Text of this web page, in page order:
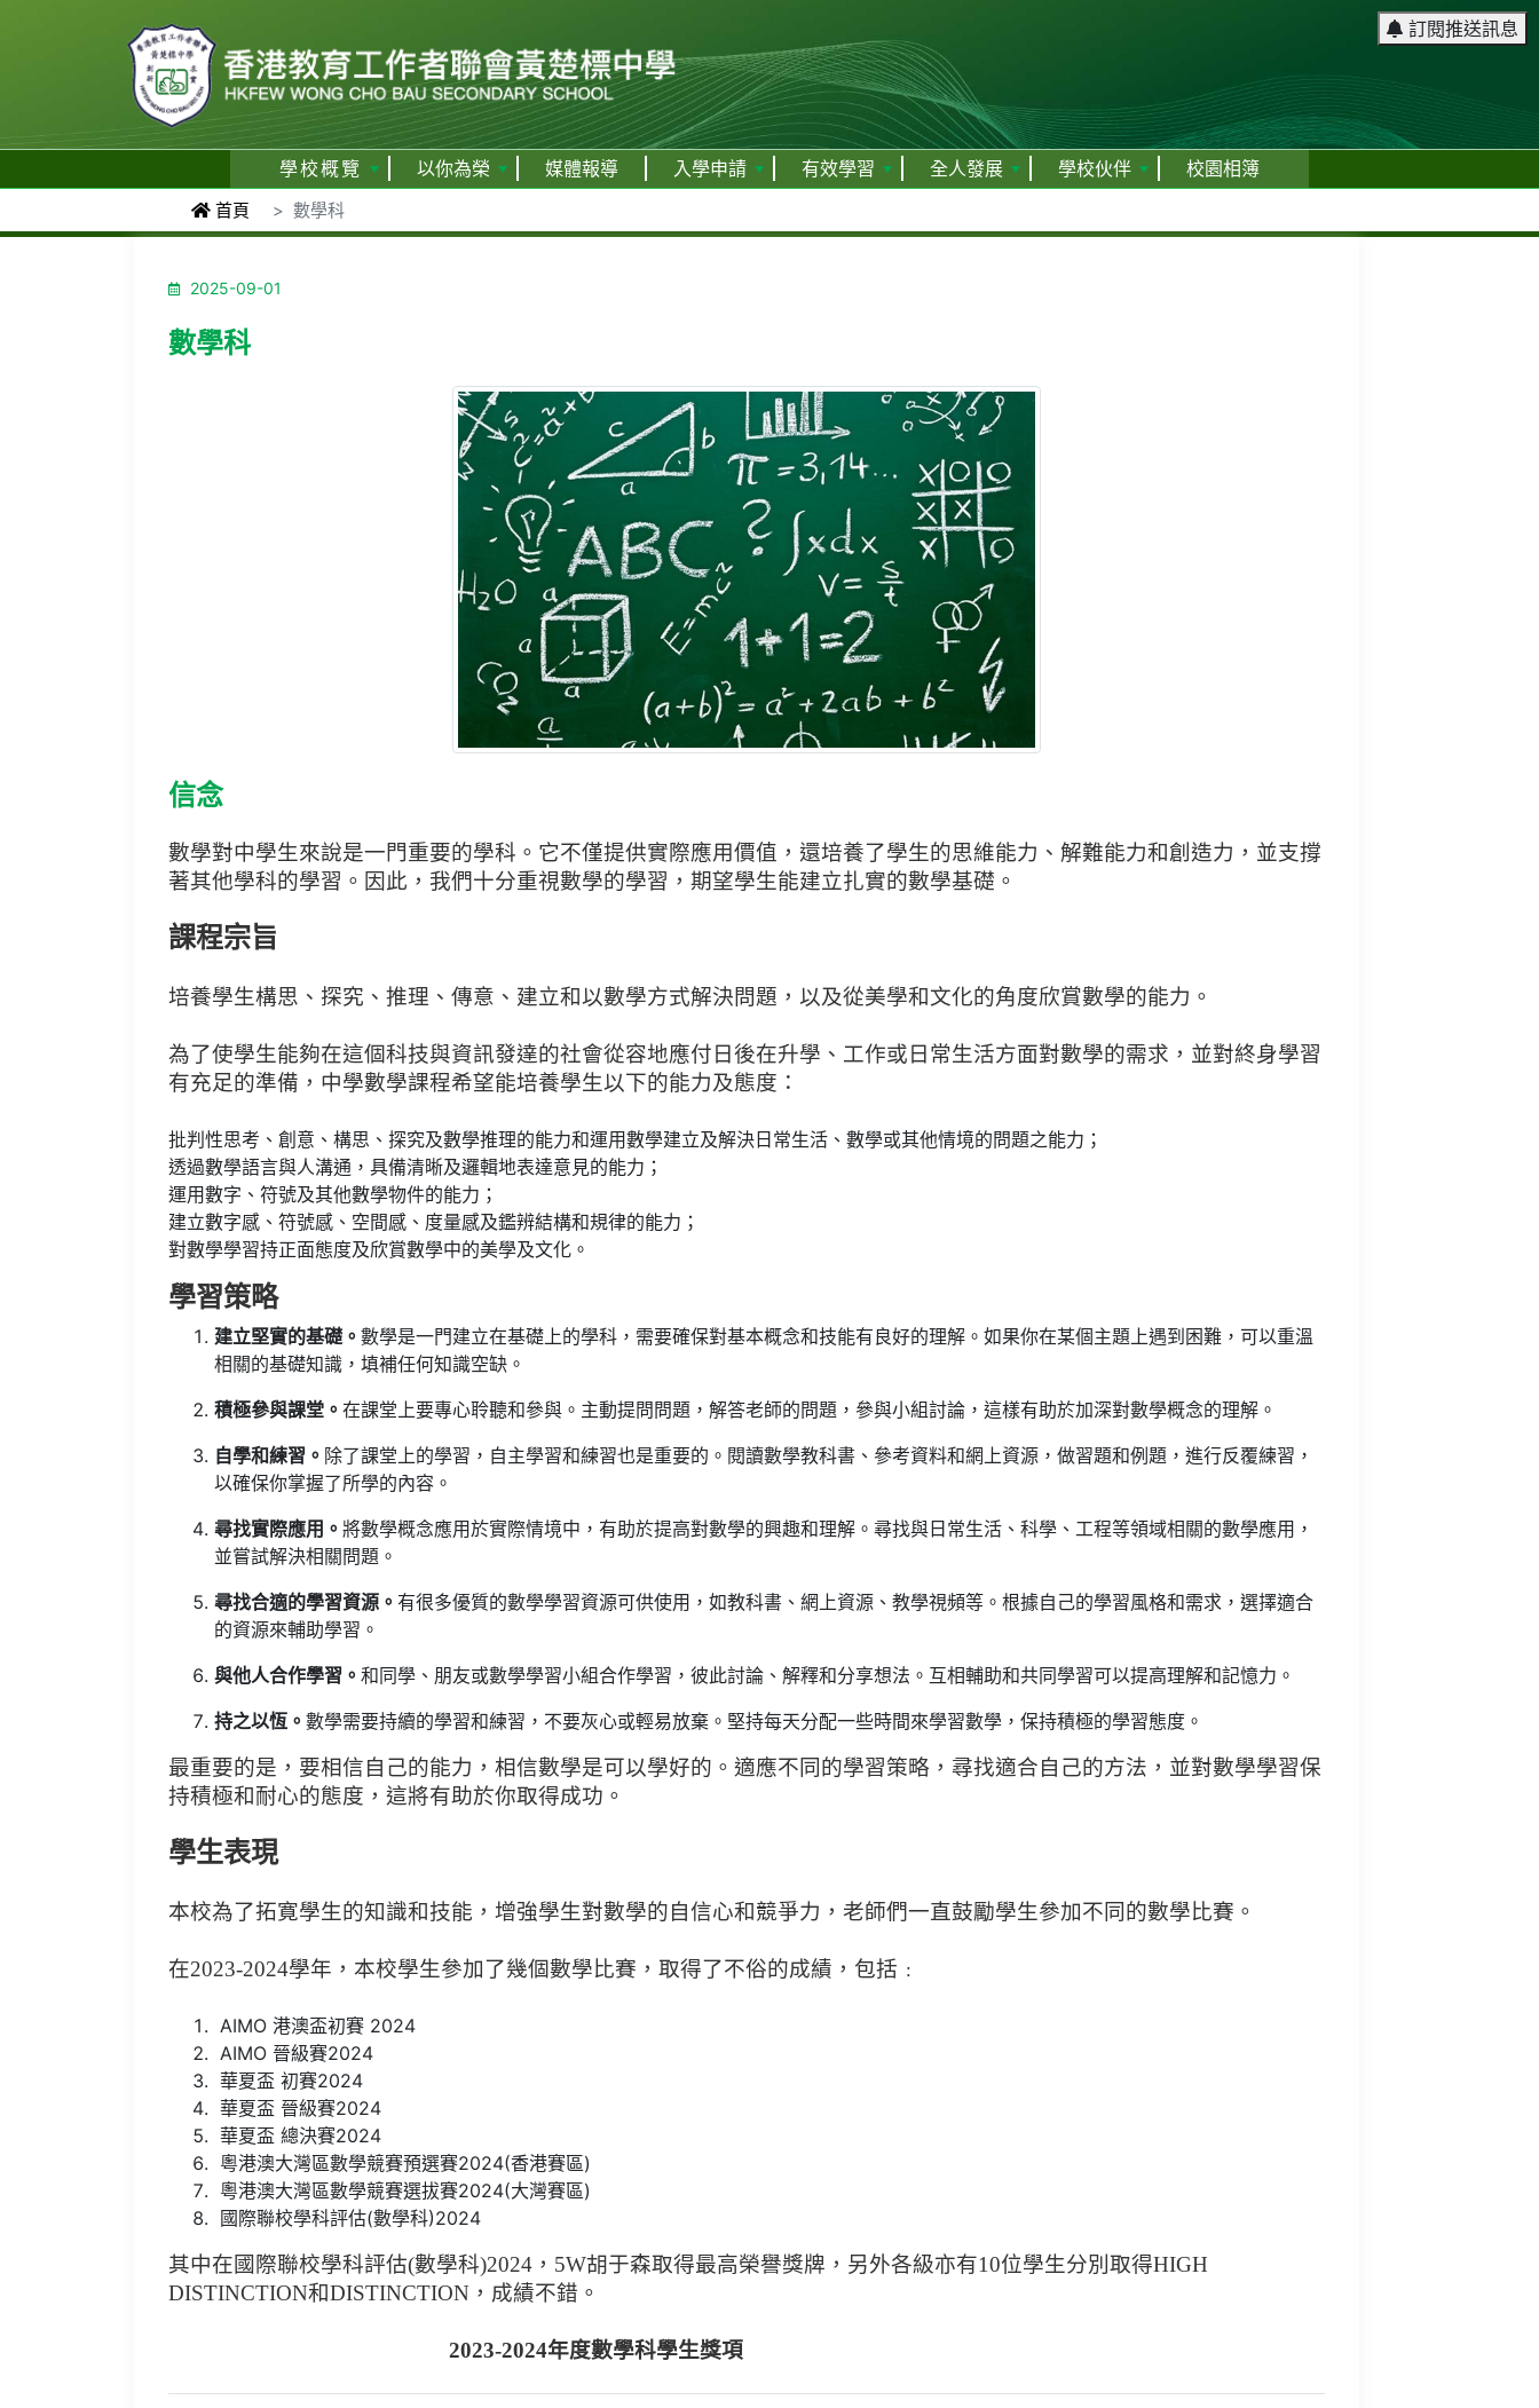
訂閱推送訊息
學校概覽 以你為榮 媒體報導 入學申請 有效學習 全人發展 學校伙伴 校園相簿
首頁 數學科
2025-09-01
數學科
信念
數學對中學生來說是一門重要的學科。它不僅提供實際應用價值，還培養了學生的思維能力、解難能力和創造力，並支撐
著其他學科的學習。因此，我們十分重視數學的學習，期望學生能建立扎實的數學基礎。
課程宗旨
培養學生構思、探究、推理、傳意、建立和以數學方式解決問題，以及從美學和文化的角度欣賞數學的能力。
為了使學生能夠在這個科技與資訊發達的社會從容地應付日後在升學、工作或日常生活方面對數學的需求，並對終身學習
有充足的準備，中學數學課程希望能培養學生以下的能力及態度：
批判性思考、創意、構思、探究及數學推理的能力和運用數學建立及解決日常生活、數學或其他情境的問題之能力；
透過數學語言與人溝通，具備清晰及邏輯地表達意見的能力；
運用數字、符號及其他數學物件的能力；
建立數字感、符號感、空間感、度量感及鑑辨結構和規律的能力；
對數學學習持正面態度及欣賞數學中的美學及文化。
學習策略
建立堅實的基礎。 數學是一門建立在基礎上的學科，需要確保對基本概念和技能有良好的理解。如果你在某個主題上遇到困難，可以重溫
相關的基礎知識，填補任何知識空缺。
積極參與課堂。 在課堂上要專心聆聽和參與。主動提問問題，解答老師的問題，參與小組討論，這樣有助於加深對數學概念的理解。
自學和練習。 除了課堂上的學習，自主學習和練習也是重要的。閱讀數學教科書、參考資料和網上資源，做習題和例題，進行反覆練習，
以確保你掌握了所學的內容。
尋找實際應用。 將數學概念應用於實際情境中，有助於提高對數學的興趣和理解。尋找與日常生活、科學、工程等領域相關的數學應用，
並嘗試解決相關問題。
尋找合適的學習資源。 有很多優質的數學學習資源可供使用，如教科書、網上資源、教學視頻等。根據自己的學習風格和需求，選擇適合
的資源來輔助學習。
與他人合作學習。 和同學、朋友或數學學習小組合作學習，彼此討論、解釋和分享想法。互相輔助和共同學習可以提高理解和記憶力。
持之以恆。 數學需要持續的學習和練習，不要灰心或輕易放棄。堅持每天分配一些時間來學習數學，保持積極的學習態度。
最重要的是，要相信自己的能力，相信數學是可以學好的。適應不同的學習策略，尋找適合自己的方法，並對數學學習保
持積極和耐心的態度，這將有助於你取得成功。
學生表現
本校為了拓寛學生的知識和技能，增強學生對數學的自信心和競爭力，老師們一直鼓勵學生參加不同的數學比賽。
在2023-2024學年，本校學生參加了幾個數學比賽，取得了不俗的成績，包括﹕
AIMO 港澳盃初賽 2024
AIMO 晉級賽2024
華夏盃 初賽2024
華夏盃 晉級賽2024
華夏盃 總決賽2024
粵港澳大灣區數學競賽預選賽2024(香港賽區)
粵港澳大灣區數學競賽選拔賽2024(大灣賽區)
國際聯校學科評估(數學科)2024
其中在國際聯校學科評估(數學科)2024 ， 5W胡于森取得最高榮譽獎牌，另外各級亦有10位學生分別取得HIGH
DISTINCTION和DISTINCTION ，成績不錯。
2023-2024年度數學科學生獎項